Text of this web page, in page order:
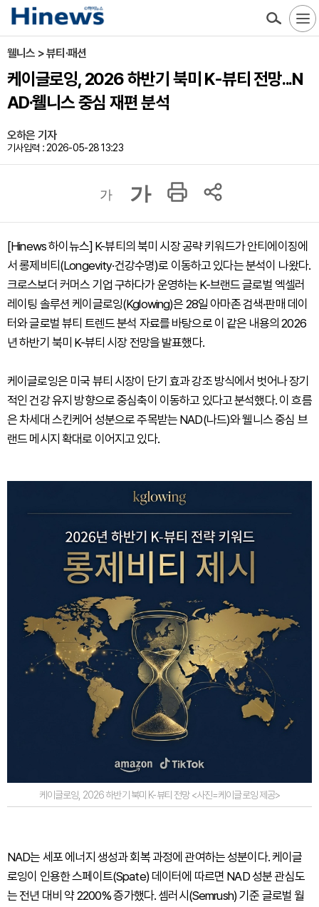
웰니스 > 뷰티·패션
케이글로잉, 2026 하반기 북미 K-뷰티 전망...N
AD·웰니스 중심 재편 분석
오하은 기자
기사입력 : 2026-05-28 13:23
가 가
[Hinews 하이뉴스] K-뷰티의 북미 시장 공략 키워드가 안티에이징에
서 롱제비티(Longevity·건강수명)로 이동하고 있다는 분석이 나왔다.
크로스보더 커머스 기업 구하다가 운영하는 K-브랜드 글로벌 엑셀러
레이팅 솔루션 케이글로잉(Kglowing)은 28일 아마존 검색·판매 데이
터와 글로벌 뷰티 트렌드 분석 자료를 바탕으로 이 같은 내용의 2026
년 하반기 북미 K-뷰티 시장 전망을 발표했다.
케이글로잉은 미국 뷰티 시장이 단기 효과 강조 방식에서 벗어나 장기
적인 건강 유지 방향으로 중심축이 이동하고 있다고 분석했다. 이 흐름
은 차세대 스킨케어 성분으로 주목받는 NAD(나드)와 웰니스 중심 브
랜드 메시지 확대로 이어지고 있다.
케이글로잉, 2026 하반기 북미 K-뷰티 전망 <사진=케이글로잉 제공>
NAD는 세포 에너지 생성과 회복 과정에 관여하는 성분이다. 케이글
로잉이 인용한 스페이트(Spate) 데이터에 따르면 NAD 성분 관심도
는 전년 대비 약 2200% 증가했다. 셈러시(Semrush) 기준 글로벌 월